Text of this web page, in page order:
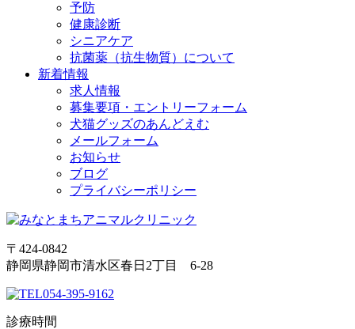
予防
健康診断
シニアケア
抗菌薬（抗生物質）について
新着情報
求人情報
募集要項・エントリーフォーム
犬猫グッズのあんどえむ
メールフォーム
お知らせ
ブログ
プライバシーポリシー
〒424-0842
静岡県静岡市清水区春日2丁目 6-28
054-395-9162
診療時間